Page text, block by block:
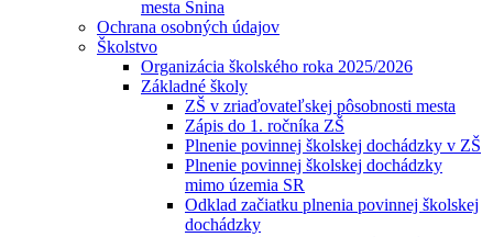
mesta Snina
Ochrana osobných údajov
Školstvo
Organizácia školského roka 2025/2026
Základné školy
ZŠ v zriaďovateľskej pôsobnosti mesta
Zápis do 1. ročníka ZŠ
Plnenie povinnej školskej dochádzky v ZŠ
Plnenie povinnej školskej dochádzky
mimo územia SR
Odklad začiatku plnenia povinnej školskej
dochádzky